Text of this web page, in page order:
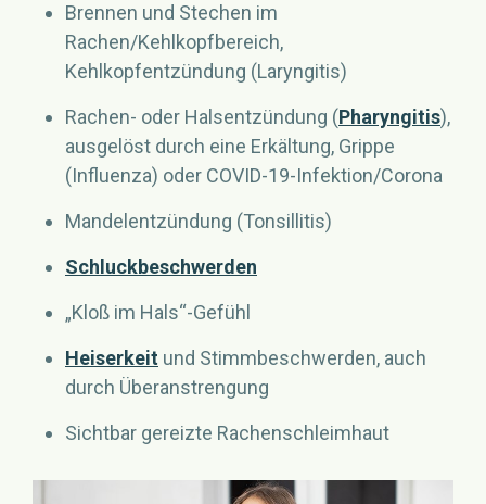
Brennen und Stechen im
Rachen/Kehlkopfbereich,
Kehlkopfentzündung (Laryngitis)
Rachen- oder Halsentzündung (Pharyngitis),
ausgelöst durch eine Erkältung, Grippe
(Influenza) oder COVID-19-Infektion/Corona
Mandelentzündung (Tonsillitis)
Schluckbeschwerden
„Kloß im Hals“-Gefühl
Heiserkeit und Stimmbeschwerden, auch
durch Überanstrengung
Sichtbar gereizte Rachenschleimhaut